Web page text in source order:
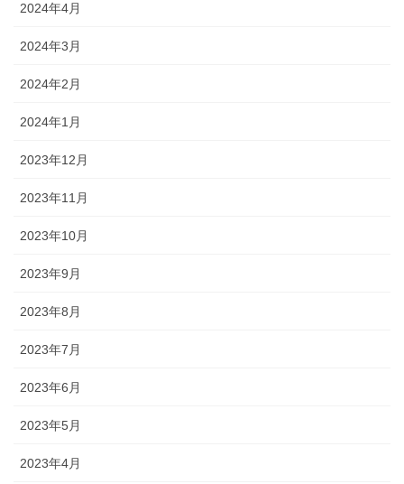
2024年4月
2024年3月
2024年2月
2024年1月
2023年12月
2023年11月
2023年10月
2023年9月
2023年8月
2023年7月
2023年6月
2023年5月
2023年4月